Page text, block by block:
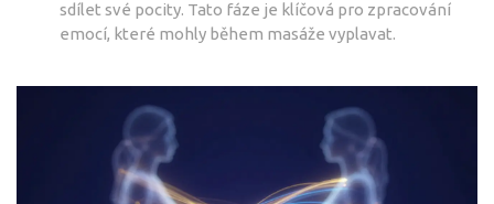
sdílet své pocity. Tato fáze je klíčová pro zpracování
emocí, které mohly během masáže vyplavat.